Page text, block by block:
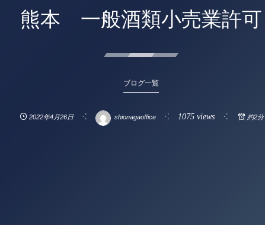
熊本 一般酒類小売業許可
ブログ一覧
2022年4月26日 shionagaoffice 1075 views 約2分